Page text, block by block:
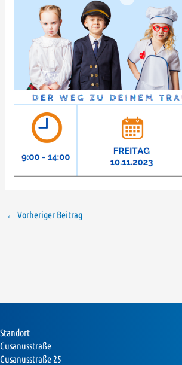
← Vorheriger Beitrag
Standort
Cusanusstraße
Cusanusstraße 25